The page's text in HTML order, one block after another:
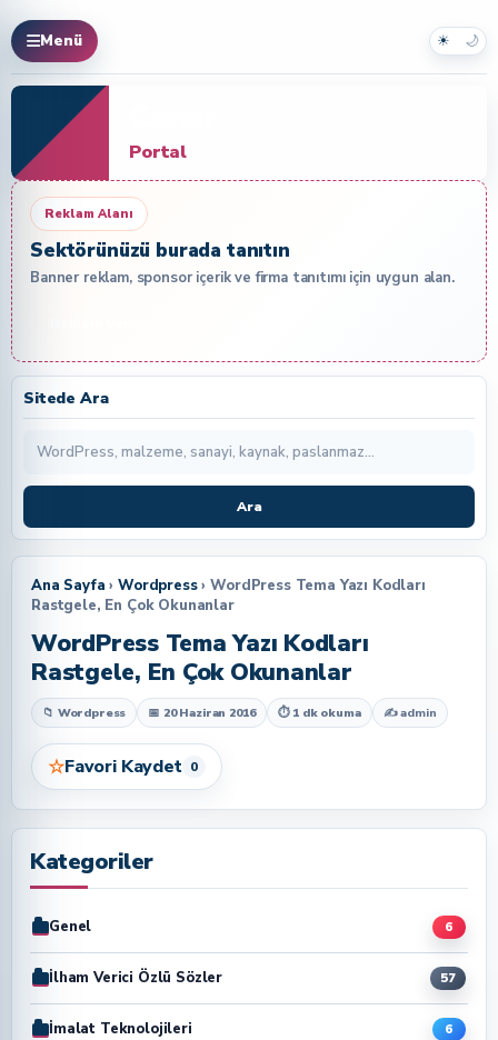
Menü ☀ 🌙
Portal
Reklam Alanı
Sektörünüzü burada tanıtın
Banner reklam, sponsor içerik ve firma tanıtımı için uygun alan.
Sitede Ara
Ara
Ana Sayfa ›Wordpress› WordPress Tema Yazı Kodları
Rastgele, En Çok Okunanlar
WordPress Tema Yazı Kodları
Rastgele, En Çok Okunanlar
📁 Wordpress 📅 20 Haziran 2016 ⏱ 1 dk okuma ✍admin
☆Favori Kaydet 0
Kategoriler
Genel 6
İlham Verici Özlü Sözler 57
İmalat Teknolojileri 6